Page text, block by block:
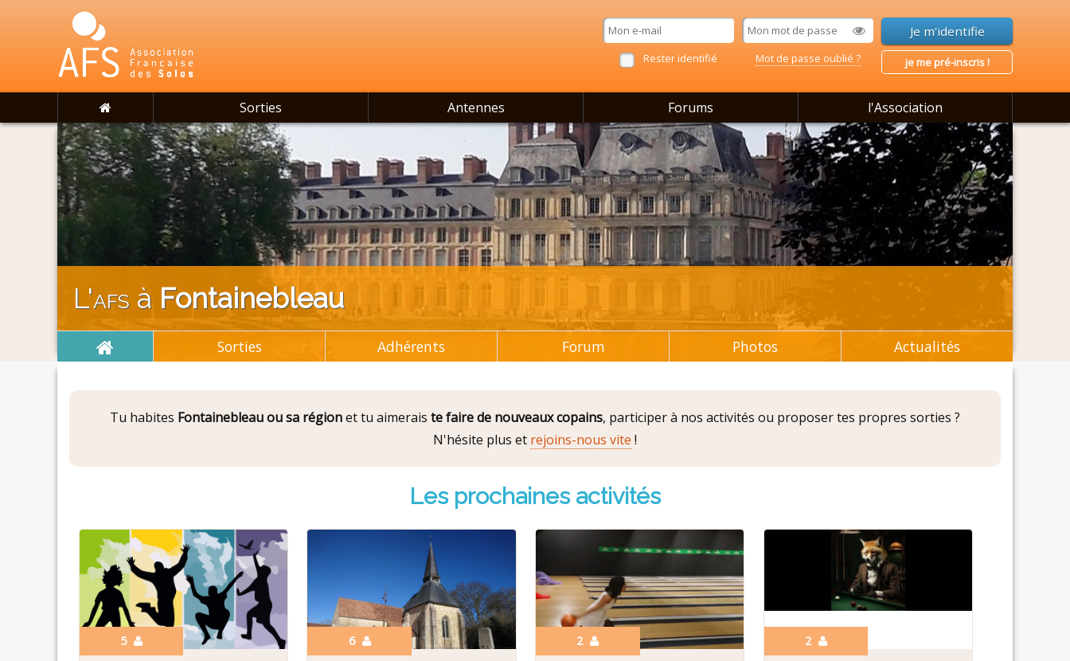
Rester identifié Mot de passe oublié ? je me pré-inscris !
Sorties Antennes Forums l'Association
L'afs à Fontainebleau
Sorties Adhérents Forum Photos Actualités
Tu habites Fontainebleau ou sa régionet tu aimerais te faire de nouveaux copains, participer à nos activités ou proposer tes propres sorties ?
N'hésite plus et rejoins-nous vite !
Les prochaines activités
5 6 2 2